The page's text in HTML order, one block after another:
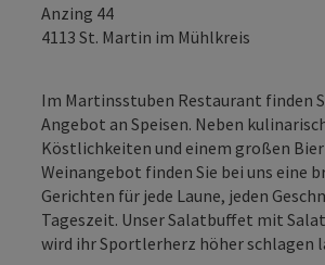
Anzing 44
4113 St. Martin im Mühlkreis
Im Martinsstuben Restaurant finden
Angebot an Speisen. Neben
Köstlichkeiten und einem großen
Weinangebot finden Sie bei uns eine
Gerichten für jede Laune, jeden
Tageszeit. Unser Salatbuffet mit
wird ihr Sportlerherz höher schlagen